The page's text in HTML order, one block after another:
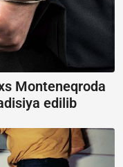
Monteneqroda
edilib